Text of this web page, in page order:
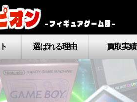
オン –フィギュアゲーム部–
選ばれる理由 買取実績